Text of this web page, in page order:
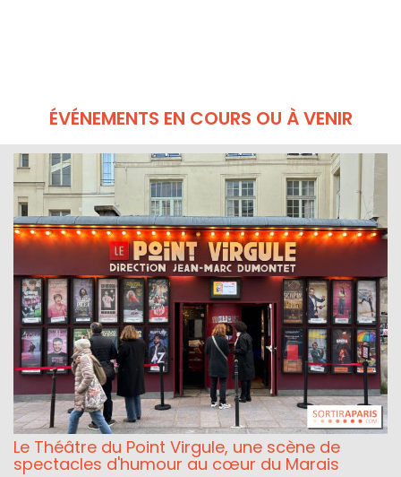
ÉVÉNEMENTS EN COURS OU À VENIR
Le Théâtre du Point Virgule, une scène de
spectacles d'humour au cœur du Marais